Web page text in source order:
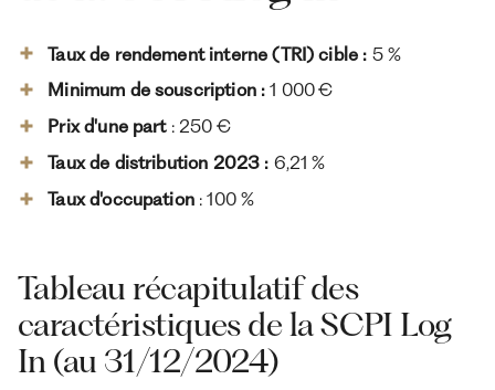
Taux de rendement interne (TRI) cible : 5 %
Minimum de souscription :1 000 €
Prix d'une part: 250 €
Taux de distribution 2023 : 6,21 %
Taux d'occupation: 100 %
Tableau récapitulatif des
caractéristiques de la SCPI Log
In (au 31/12/2024)